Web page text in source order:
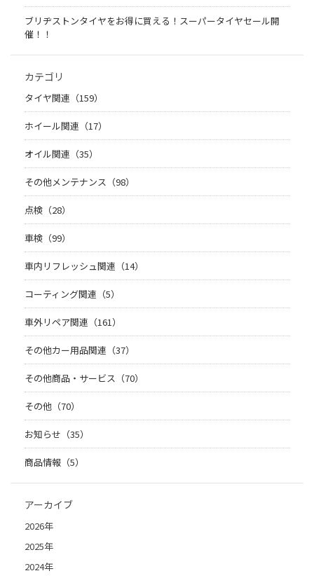
ブリヂストンタイヤをお得に買える！スーパータイヤセール開
催！！
カテゴリ
タイヤ関連（159）
ホイール関連（17）
オイル関連（35）
その他メンテナンス（98）
点検（28）
車検（99）
車内リフレッシュ関連（14）
コーティング関連（5）
車外リペア関連（161）
その他カー用品関連（37）
その他商品・サービス（70）
その他（70）
お知らせ（35）
商品情報（5）
アーカイブ
2026年
2025年
2024年